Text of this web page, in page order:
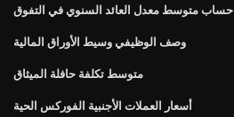
حساب متوسط ​​معدل العائد السنوي في التفوق
وصف الوظيفي وسيط الأوراق المالية
متوسط ​​تكلفة حافلة الميثاق
أسعار العملات الأجنبية الفوركس الحية